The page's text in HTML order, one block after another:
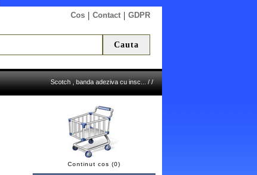
Cos | Contact | GDPR
Scotch , banda adeziva cu insc...//
Continut cos (0)